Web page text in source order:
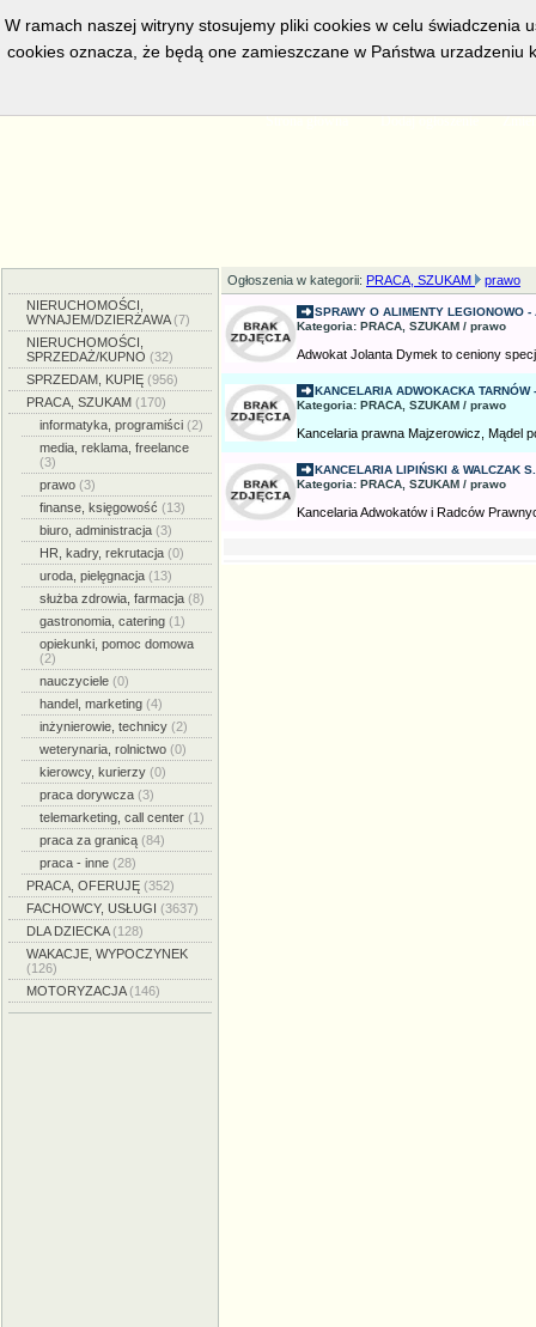
w bieżacej chwili posiadamy 5555aktywnych ogłoszeń, serwis
Strona główna Dodaj ogłoszenie
NIERUCHOMOŚCI,
WYNAJEM/DZIERŻAWA(7)
NIERUCHOMOŚCI,
SPRZEDAŻ/KUPNO (32)
SPRZEDAM, KUPIĘ (956)
PRACA, SZUKAM (170)
informatyka, programiści (2)
media, reklama, freelance
(3)
prawo (3)
finanse, księgowość (13)
biuro, administracja (3)
HR, kadry, rekrutacja (0)
uroda, pielęgnacja (13)
służba zdrowia, farmacja (8)
gastronomia, catering (1)
opiekunki, pomoc domowa
(2)
nauczyciele (0)
handel, marketing (4)
inżynierowie, technicy (2)
weterynaria, rolnictwo (0)
kierowcy, kurierzy (0)
praca dorywcza (3)
telemarketing, call center (1)
praca za granicą (84)
praca - inne (28)
PRACA, OFERUJĘ (352)
FACHOWCY, USŁUGI (3637)
DLA DZIECKA(128)
WAKACJE, WYPOCZYNEK
(126)
MOTORYZACJA(146)
Ogłoszenia w kategorii: PRACA, SZUKAM prawo
SPRAWY O ALIMENTY LEGIONOWO -
Kategoria: PRACA, SZUKAM / prawo
Adwokat Jolanta Dymek to ceniony
KANCELARIA ADWOKACKA TARNÓW
Kategoria: PRACA, SZUKAM / prawo
Kancelaria prawna Majzerowicz, Mądel
KANCELARIA LIPIŃSKI & WALCZAK
Kategoria: PRACA, SZUKAM / prawo
Kancelaria Adwokatów i Radców
W ramach naszej witryny stosujemy pliki cookies w celu świadczenia
cookies oznacza, że będą one zamieszczane w Państwa